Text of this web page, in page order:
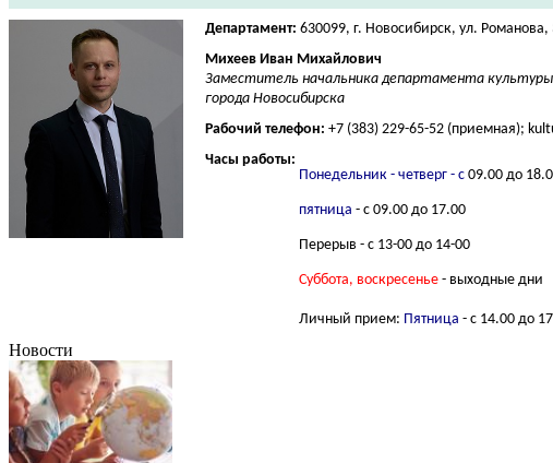
Департамент: 630099, г. Новосибирск, ул. Романова,
Михеев Иван Михайлович
Заместитель начальника департамента
города Новосибирска
Рабочий телефон: +7 (383) 229-65-52 (приемная);
Часы работы:
Понедельник - четверг - с 09.00 до
пятница - с 09.00 до 17.00
Перерыв - с 13-00 до 14-00
Суббота, воскресенье - выходные дни
Личный прием: Пятница - с 14.00 до
Новости